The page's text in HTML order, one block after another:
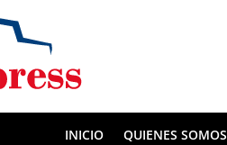
INICIO QUIENES SOMOS